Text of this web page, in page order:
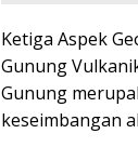
Ketiga Aspek
Gunung
Gunung
keseimbangan